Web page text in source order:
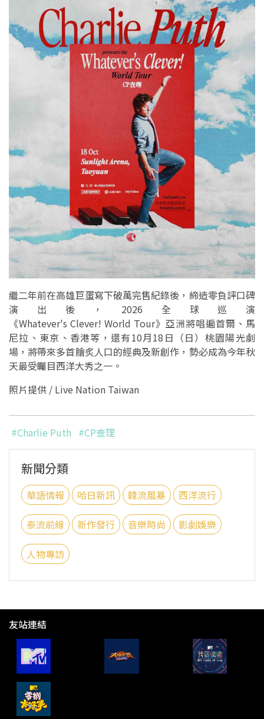
繼二年前在高雄巨蛋寫下破萬完售紀錄後，締造零負評口碑
演出後，2026全球巡演
《Whatever's Clever! World Tour》亞洲將唱遍首爾、馬
尼拉、東京、香港等，還有10月18日（日）桃園陽光劇
場，將帶來多首膾炙人口的經典及新創作，勢必成為今年秋
天最受矚目西洋大秀之一。
照片提供 / Live Nation Taiwan
#Charlie Puth #CP查理
新聞分類
華語情報 哈日新訊 韓流風暴 西洋流行
泰流前線 新作發行 音樂時尚 影劇娛樂
人物專訪
友站連結